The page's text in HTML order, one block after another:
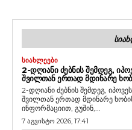
ᲡᲘᲐᲮᲚᲔᲔᲑᲘ
2-ᲓᲦᲘᲐᲜᲘ ᲫᲔᲑᲜᲘᲡ ᲨᲔᲛᲓᲔᲒ,
ᲨᲕᲘᲚᲗᲐᲜ ᲔᲠᲗᲐᲓ ᲛᲓᲘᲜᲐᲠᲔ
2-დღიანი ძებნის შემდეგ,
შვილთან ერთად მდინარე
ინფორმაციით, გუშინ,...
7 აგვისტო 2026, 17:41